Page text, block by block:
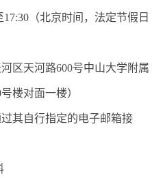
17:30 （北京时间，法定节假日
区天河路600号中山大学附属
号楼对面一楼）
其自行指定的电子邮箱接